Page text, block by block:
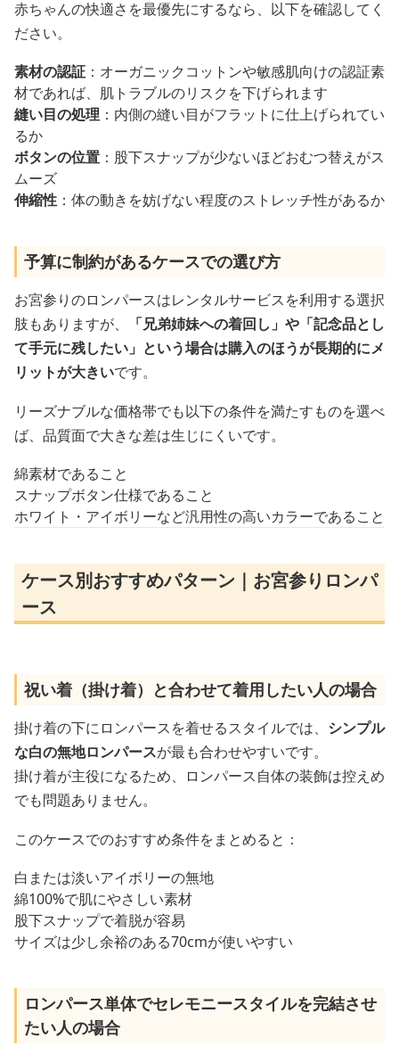
赤ちゃんの快適さを最優先にするなら、以下を確認してく
ださい。
素材の認証 ：オーガニックコットンや敏感肌向けの認証素
材であれば、肌トラブルのリスクを下げられます
縫い目の処理 ：内側の縫い目がフラットに仕上げられてい
るか
ボタンの位置 ：股下スナップが少ないほどおむつ替えがス
ムーズ
伸縮性 ：体の動きを妨げない程度のストレッチ性があるか
予算に制約があるケースでの選び方
お宮参りのロンパースはレンタルサービスを利用する選択
肢もありますが、
「兄弟姉妹への着回し」や「記念品とし
て手元に残したい」という場合は購入のほうが長期的にメ
リットが大きいです。
リーズナブルな価格帯でも以下の条件を満たすものを選べ
ば、品質面で大きな差は生じにくいです。
綿素材であること
スナップボタン仕様であること
ホワイト・アイボリーなど汎用性の高いカラーであること
ケース別おすすめパターン｜お宮参りロンパ
ース
祝い着（掛け着）と合わせて着用したい人の場合
掛け着の下にロンパースを着せるスタイルでは、 シンプル
な白の無地ロンパースが最も合わせやすいです。
掛け着が主役になるため、ロンパース自体の装飾は控えめ
でも問題ありません。
このケースでのおすすめ条件をまとめると：
白または淡いアイボリーの無地
綿100%で肌にやさしい素材
股下スナップで着脱が容易
サイズは少し余裕のある70cmが使いやすい
ロンパース単体でセレモニースタイルを完結させ
たい人の場合